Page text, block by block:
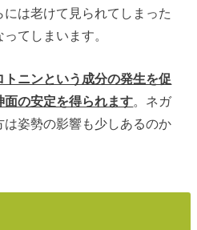
は老けて見られてしまった
てしまいます。
ニンという成分の発生を促
の安定を得られます。ネガ
姿勢の影響も少しあるのか